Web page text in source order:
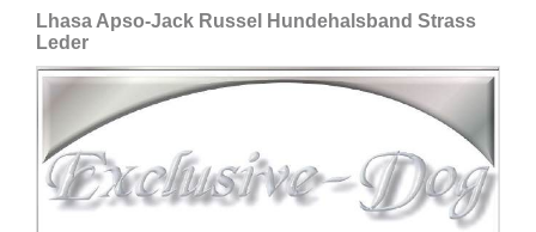
Lhasa Apso-Jack Russel Hundehalsband Strass
Leder